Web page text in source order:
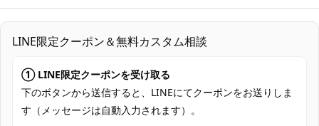
素材
コスプレ専用生地
セット内容は写真の通りすべて含まれてい
加工に7～15営業日、配送に5～7営業日
（※土日祝除く）、合計で12～22営業日程
度でお届け
LINE限定クーポン＆無料カスタム相談
① LINE限定クーポンを受け取る
下のボタンから送信すると、LINEにてクーポンをお送りしま
す（メッセージは自動入力されます）。